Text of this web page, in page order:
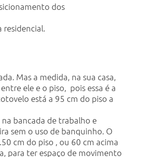
dos
residencial.
Mas a medida, na sua casa,
ele e o piso, pois essa é a
está a 95 cm do piso a
bancada de trabalho e
sem o uso de banquinho. O
cm do piso , ou 60 cm acima
para ter espaço de movimento